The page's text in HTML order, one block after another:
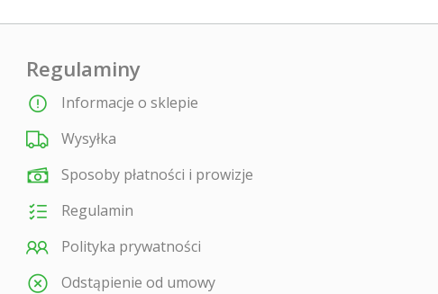
Regulaminy
Informacje o sklepie
Wysyłka
Sposoby płatności i prowizje
Regulamin
Polityka prywatności
Odstąpienie od umowy